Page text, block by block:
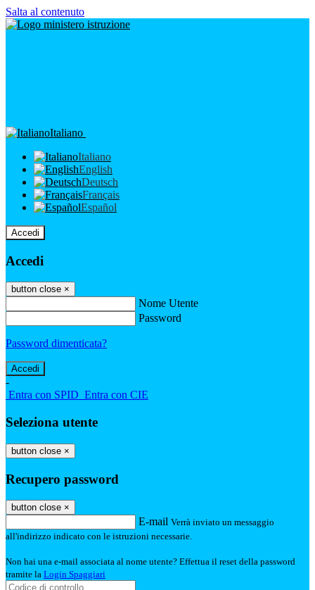
Salta al contenuto
Italiano
Italiano
English
Deutsch
Français
Español
Accedi
Accedi
button close ×
Nome Utente
Password
Password dimenticata?
-
Entra con SPID Entra con CIE
Seleziona utente
button close ×
Recupero password
button close ×
E-mail Verrà inviato un messaggio
all'indirizzo indicato con le istruzioni necessarie.
Non hai una e-mail associata al nome utente? Effettua il reset della password
tramite la Login Spaggiari